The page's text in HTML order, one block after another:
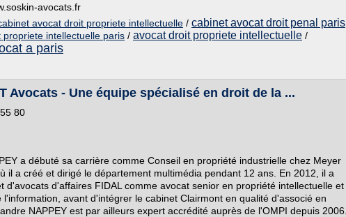
avocats.fr
avocat droit propriete intellectuelle / cabinet avocat droit penal paris
propriete intellectuelle paris / avocat droit propriete intellectuelle /
a paris
Avocats - Une équipe spécialisé en droit de la ...
80
a débuté sa carrière comme Conseil en propriété industrielle chez Meyer
il a créé et dirigé le département multimédia pendant 12 ans. En 2012, il a
d'avocats d'affaires FIDAL comme avocat senior en propriété intellectuelle et
l'information, avant d'intégrer le cabinet Clairmont en qualité d'associé en
NAPPEY est par ailleurs expert accrédité auprès de l'OMPI depuis 2006.